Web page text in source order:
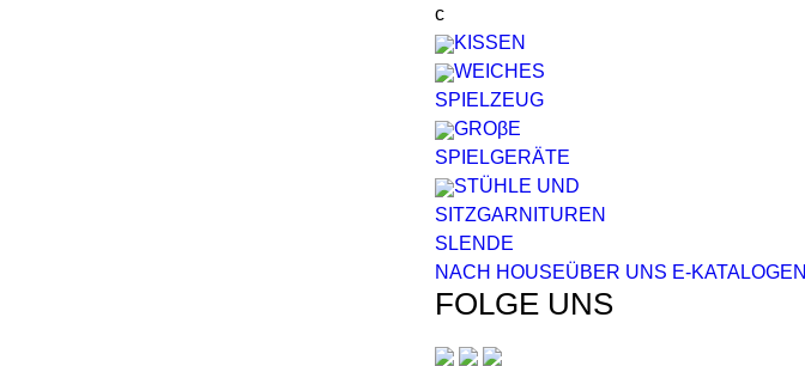
c
KISSEN
WEICHES
SPIELZEUG
GROβE
SPIELGERÄTE
STÜHLE UND
SITZGARNITUREN
SLEN DE
NACH HOUSEÜBER UNS E-KATALOGEN
FOLGE UNS